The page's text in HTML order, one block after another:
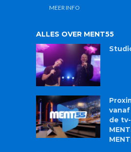
MEER INFO
ALLES OVER MENT55
de